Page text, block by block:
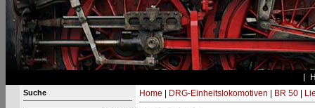
Suche Home DRG-Einheitslokomotiven BR 50|